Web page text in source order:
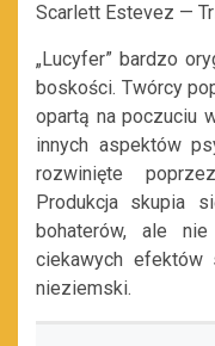
Scarlett Estevez —
„Lucyfer” bardzo
boskości. Twórcy
opartą na poczuciu
innych aspektów
rozwinięte
Produkcja skupia
bohaterów, ale
ciekawych efektów
nieziemski.